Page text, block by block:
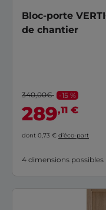
Bloc-porte
de chantier
340,00€ -15 %
289,11 €
dont 0,73 € d’éco-part
4 dimensions possibles